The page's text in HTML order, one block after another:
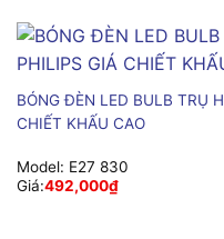
BÓNG ĐÈN LED BULB TRỤ
CHIẾT KHẤU CAO
Model: E27 830
Giá:492,000₫